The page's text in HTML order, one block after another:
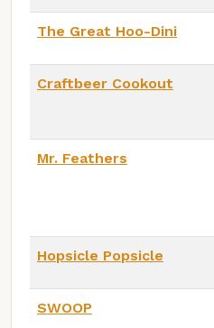
The Great Hoo-Dini
Craftbeer Cookout
Mr. Feathers
Hopsicle Popsicle
SWOOP